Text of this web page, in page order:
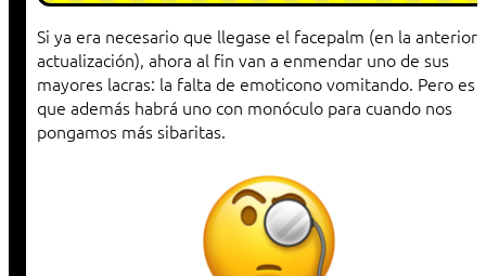
Si ya era necesario que llegase el facepalm (en la anterior
actualización), ahora al fin van a enmendar uno de sus
mayores lacras: la falta de emoticono vomitando. Pero es
que además habrá uno con monóculo para cuando nos
pongamos más sibaritas.